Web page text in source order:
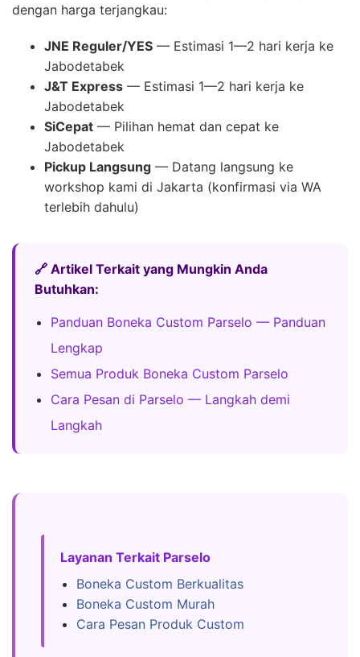
dengan harga terjangkau:
JNE Reguler/YES — Estimasi 1—2 hari kerja ke
Jabodetabek
J&T Express — Estimasi 1—2 hari kerja ke
Jabodetabek
SiCepat — Pilihan hemat dan cepat ke
Jabodetabek
Pickup Langsung — Datang langsung ke
workshop kami di Jakarta (konfirmasi via WA
terlebih dahulu)
🔗 Artikel Terkait yang Mungkin Anda
Butuhkan:
Panduan Boneka Custom Parselo — Panduan
Lengkap
Semua Produk Boneka Custom Parselo
Cara Pesan di Parselo — Langkah demi
Langkah
Layanan Terkait Parselo
Boneka Custom Berkualitas
Boneka Custom Murah
Cara Pesan Produk Custom